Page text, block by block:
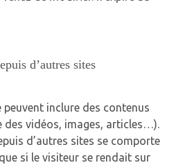
d’autres sites
peuvent inclure des contenus
des vidéos, images, articles…).
d’autres sites se comporte
si le visiteur se rendait sur